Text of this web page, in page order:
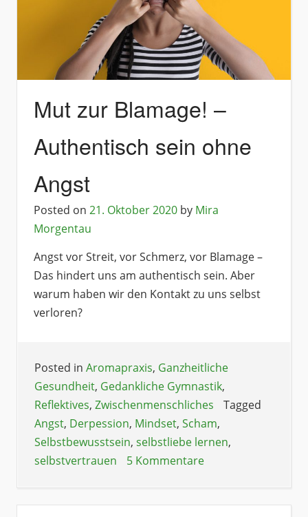
Mut zur Blamage! –
Authentisch sein ohne
Angst
Posted on 21. Oktober 2020 by Mira
Morgentau
Angst vor Streit, vor Schmerz, vor Blamage –
Das hindert uns am authentisch sein. Aber
warum haben wir den Kontakt zu uns selbst
verloren?
Posted in Aromapraxis, Ganzheitliche
Gesundheit, Gedankliche Gymnastik,
Reflektives, Zwischenmenschliches
Tagged
Angst, Derpession, Mindset, Scham,
Selbstbewusstsein, selbstliebe lernen,
selbstvertrauen
5 Kommentare